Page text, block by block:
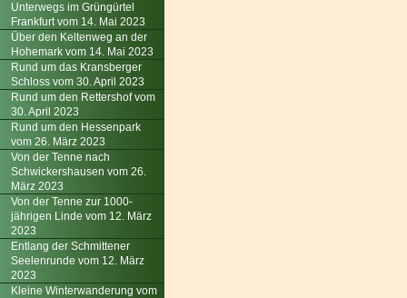
Unterwegs im Grüngürtel
Frankfurt vom 14. Mai 2023
Über den Keltenweg an der
Hohemark vom 14. Mai 2023
Rund um das Kransberger
Schloss vom 30. April 2023
Rund um den Rettershof vom
30. April 2023
Rund um den Hessenpark
vom 26. März 2023
Von der Tenne nach
Schwickershausen vom 26.
März 2023
Von der Tenne zur 1000-
jährigen Linde vom 12. März
2023
Entlang der Schmittener
Seelenrunde vom 12. März
2023
Kleine Winterwanderung vom